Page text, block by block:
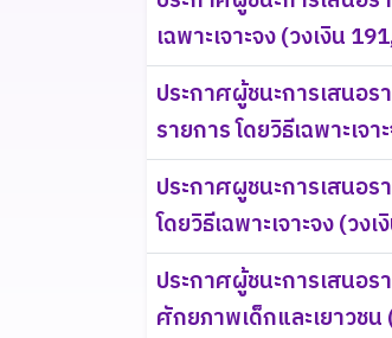
เฉพาะเจาะจง (วงเงิน
ประกาศผู้ชนะการเสนอ
รายการ โดยวิธีเฉพาะเจ
ประกาศผูชนะการเสนอ
โดยวิธีเฉพาะเจาะจง (วง
ประกาศผู้ชนะการเสนอ
ศักยภาพเด็กและเยาวชน